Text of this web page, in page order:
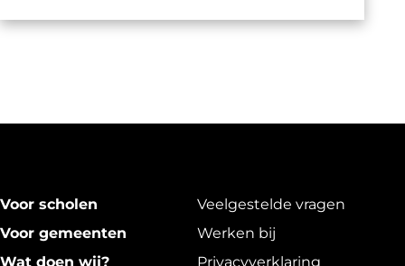
Voor scholen
Voor gemeenten
Wat doen wij?
Veelgestelde vragen
Werken bij
Privacy­verklaring